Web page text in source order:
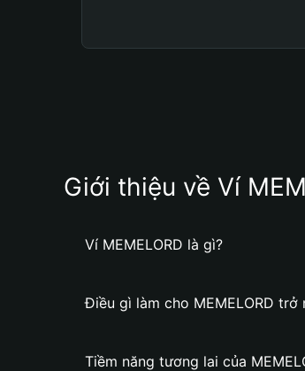
Giới thiệu về Ví
Ví MEMELORD là gì?
Điều gì làm cho MEMELORD trở
Tiềm năng tương lai của